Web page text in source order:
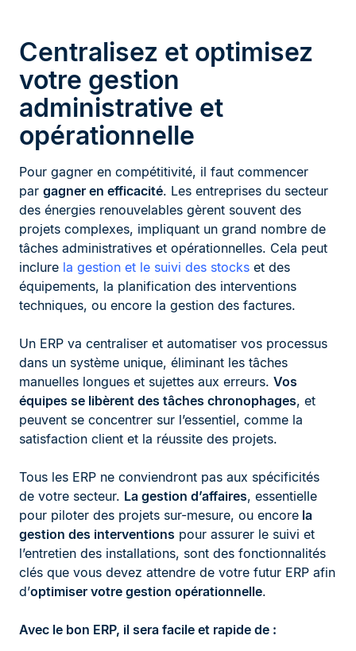
Centralisez et optimisez
votre gestion
administrative et
opérationnelle
Pour gagner en compétitivité, il faut commencer
par gagner en efficacité. Les entreprises du secteur
des énergies renouvelables gèrent souvent des
projets complexes, impliquant un grand nombre de
tâches administratives et opérationnelles. Cela peut
inclure la gestion et le suivi des stocks et des
équipements, la planification des interventions
techniques, ou encore la gestion des factures.
Un ERP va centraliser et automatiser vos processus
dans un système unique, éliminant les tâches
manuelles longues et sujettes aux erreurs. Vos
équipes se libèrent des tâches chronophages, et
peuvent se concentrer sur l’essentiel, comme la
satisfaction client et la réussite des projets.
Tous les ERP ne conviendront pas aux spécificités
de votre secteur. La gestion d’affaires, essentielle
pour piloter des projets sur-mesure, ou encore la
gestion des interventions pour assurer le suivi et
l’entretien des installations, sont des fonctionnalités
clés que vous devez attendre de votre futur ERP afin
d’optimiser votre gestion opérationnelle.
Avec le bon ERP, il sera facile et rapide de :